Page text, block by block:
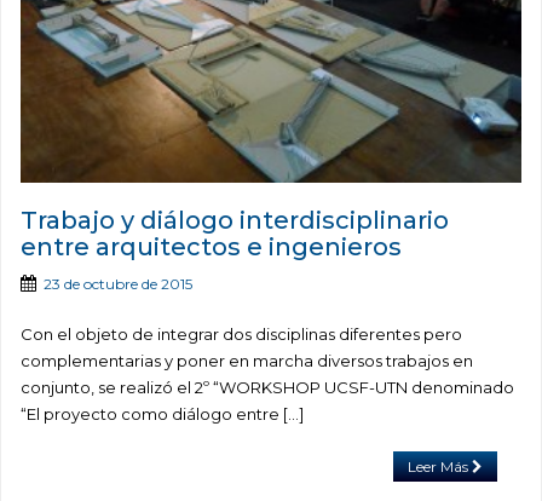
Trabajo y diálogo interdisciplinario
entre arquitectos e ingenieros
23 de octubre de 2015
Con el objeto de integrar dos disciplinas diferentes pero
complementarias y poner en marcha diversos trabajos en
conjunto, se realizó el 2º “WORKSHOP UCSF-UTN denominado
“El proyecto como diálogo entre […]
Leer Más